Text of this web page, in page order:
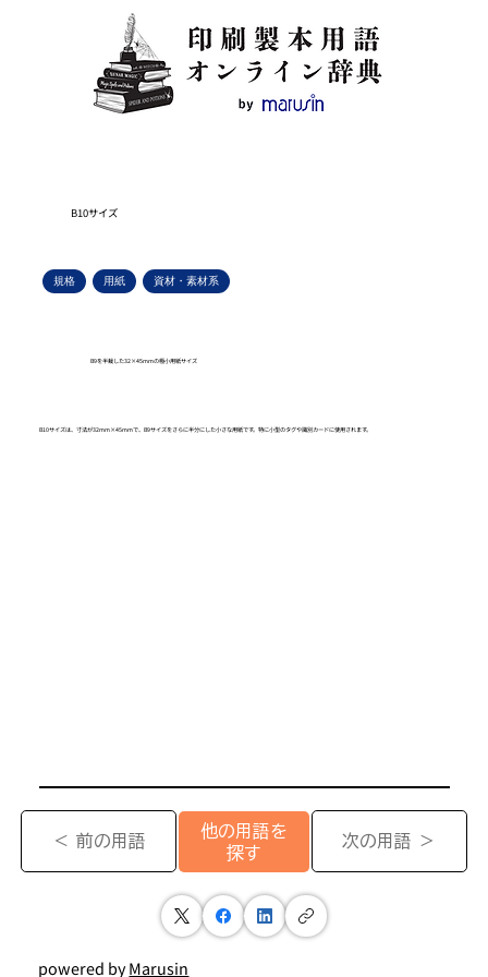
B10サイズ
規格 用紙 資材・素材系
B9を半裁した32×45mmの極小用紙サイズ
B10サイズは、寸法が32mm×45mmで、B9サイズをさらに半分にした小さな用紙です。特に小型のタグや識別カードに使用されます。
＜ 前の用語
他の用語を
探す
次の用語 ＞
powered byMarusin